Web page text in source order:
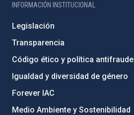
INFORMACIÓN INSTITUCIONAL
Legislación
Transparencia
Código ético y política antifraude
Igualdad y diversidad de género
Forever IAC
Medio Ambiente y Sostenibilidad